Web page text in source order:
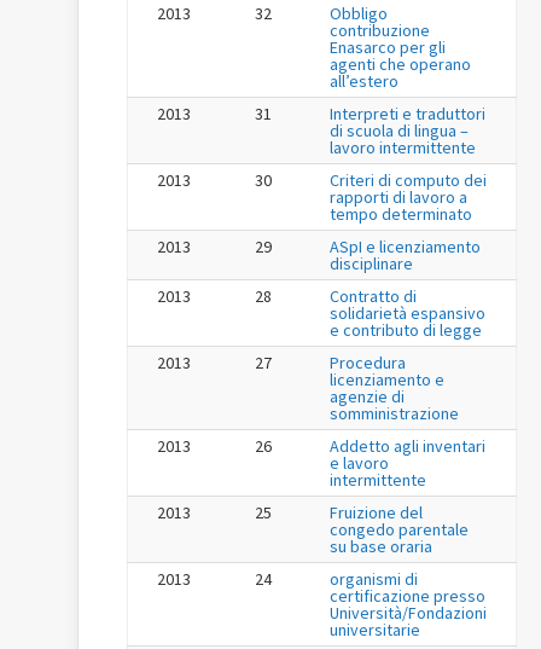
2013
32 Obbligo
contribuzione
Enasarco per gli
agenti che operano
all’estero
2013
31 Interpreti e traduttori
di scuola di lingua –
lavoro intermittente
2013
30 Criteri di computo dei
rapporti di lavoro a
tempo determinato
2013
29 ASpI e licenziamento
disciplinare
2013
28 Contratto di
solidarietà espansivo
e contributo di legge
2013
27 Procedura
licenziamento e
agenzie di
somministrazione
2013
26 Addetto agli inventari
e lavoro
intermittente
2013
25 Fruizione del
congedo parentale
su base oraria
2013
24 organismi di
certificazione presso
Università/Fondazioni
universitarie